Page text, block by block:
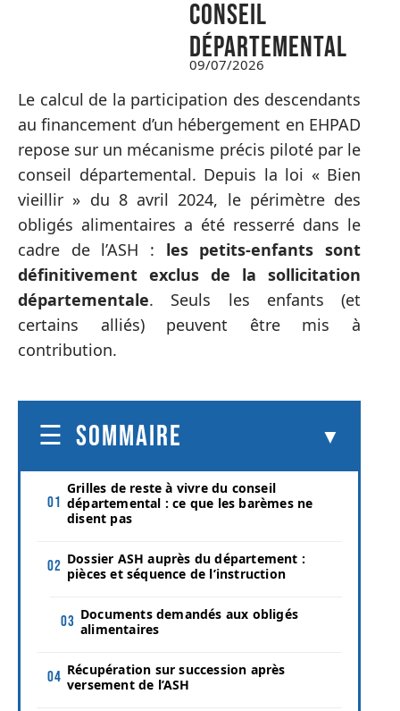
conseil
départemental
09/07/2026
Le calcul de la participation des descendants
au financement d’un hébergement en EHPAD
repose sur un mécanisme précis piloté par le
conseil départemental. Depuis la loi « Bien
vieillir » du 8 avril 2024, le périmètre des
obligés alimentaires a été resserré dans le
cadre de l’ASH : les petits-enfants sont
définitivement exclus de la sollicitation
départementale. Seuls les enfants (et
certains alliés) peuvent être mis à
contribution.
SOMMAIRE
Grilles de reste à vivre du conseil
départemental : ce que les barèmes ne
disent pas
Dossier ASH auprès du département :
pièces et séquence de l’instruction
Documents demandés aux obligés
alimentaires
Récupération sur succession après
versement de l’ASH